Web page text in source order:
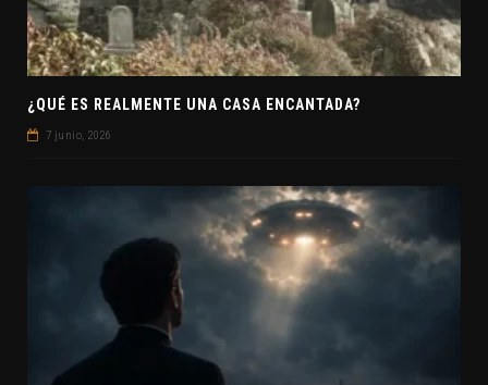
¿QUÉ ES REALMENTE UNA CASA ENCANTADA?
7 junio, 2026